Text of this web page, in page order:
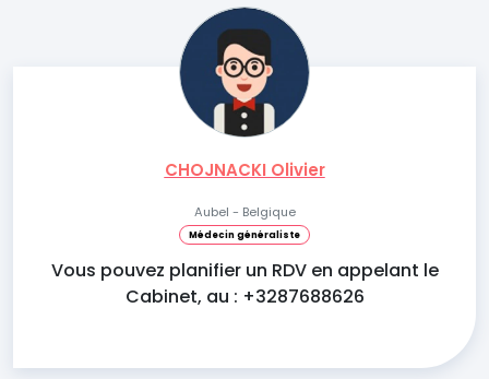
CHOJNACKI Olivier
Aubel - Belgique
Médecin généraliste
Vous pouvez planifier un RDV en appelant le
Cabinet, au : +3287688626